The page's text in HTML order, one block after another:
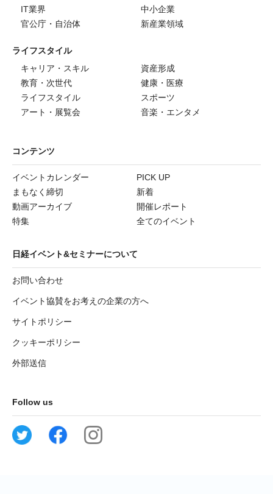
IT業界
中小企業
官公庁・自治体
新産業領域
ライフスタイル
キャリア・スキル
資産形成
教育・次世代
健康・医療
ライフスタイル
スポーツ
アート・展覧会
音楽・エンタメ
コンテンツ
イベントカレンダー
PICK UP
まもなく締切
新着
動画アーカイブ
開催レポート
特集
全てのイベント
日経イベント&セミナーについて
お問い合わせ
イベント協賛をお考えの企業の方へ
サイトポリシー
クッキーポリシー
外部送信
Follow us